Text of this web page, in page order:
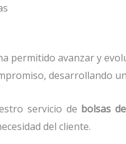
permitido avanzar y
desarrollando
servicio de bolsas
del cliente.